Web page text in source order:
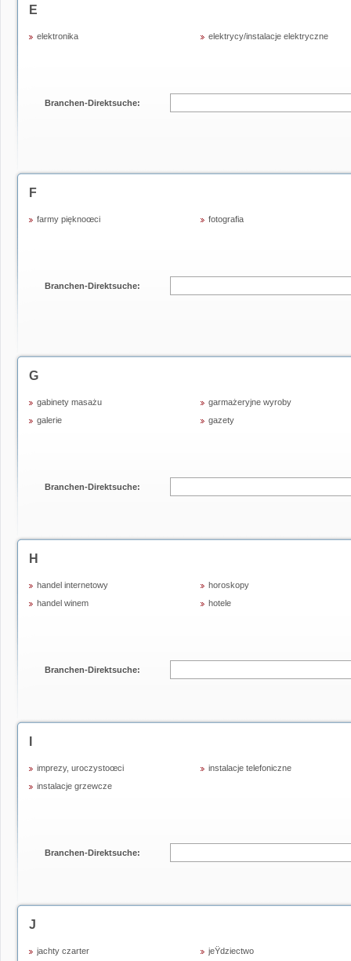
E
elektronika elektrycy/instalacje elektryczne
Branchen-Direktsuche:
F
farmy pięknoœci fotografia
Branchen-Direktsuche:
G
gabinety masażu
galerie
garmażeryjne wyroby
gazety
Branchen-Direktsuche:
H
handel internetowy
handel winem
horoskopy
hotele
Branchen-Direktsuche:
imprezy, uroczystoœci
instalacje grzewcze
instalacje telefoniczne
Branchen-Direktsuche:
J
jachty czarter jeŸdziectwo